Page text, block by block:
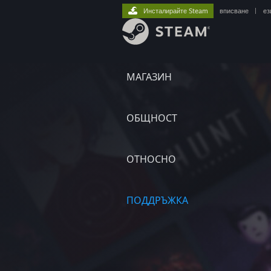
МАГАЗИН
ОБЩНОСТ
ОТНОСНО
ПОДДРЪЖКА
Инсталирайте Steam вписване